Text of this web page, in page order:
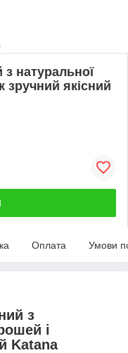
натуральної
зручний якісний
Оплата Умови
з
і
Katana